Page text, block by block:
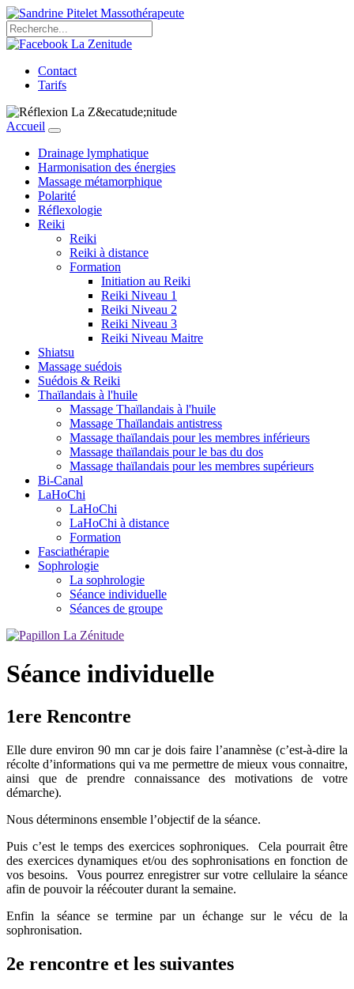
Contact
Tarifs
Accueil
Drainage lymphatique
Harmonisation des énergies
Massage métamorphique
Polarité
Réflexologie
Reiki
Reiki
Reiki à distance
Formation
Initiation au Reiki
Reiki Niveau 1
Reiki Niveau 2
Reiki Niveau 3
Reiki Niveau Maitre
Shiatsu
Massage suédois
Suédois & Reiki
Thaïlandais à l'huile
Massage Thaïlandais à l'huile
Massage Thaïlandais antistress
Massage thaïlandais pour les membres inférieurs
Massage thaïlandais pour le bas du dos
Massage thaïlandais pour les membres supérieurs
Bi-Canal
LaHoChi
LaHoChi
LaHoChi à distance
Formation
Fasciathérapie
Sophrologie
La sophrologie
Séance individuelle
Séances de groupe
Séance individuelle
1ere Rencontre
Elle dure environ 90 mn car je dois faire l’anamnèse (c’est-à-dire la
récolte d’informations qui va me permettre de mieux vous connaitre,
ainsi que de prendre connaissance des motivations de votre
démarche).
Nous déterminons ensemble l’objectif de la séance.
Puis c’est le temps des exercices sophroniques. Cela pourrait être
des exercices dynamiques et/ou des sophronisations en fonction de
vos besoins. Vous pourrez enregistrer sur votre cellulaire la séance
afin de pouvoir la réécouter durant la semaine.
Enfin la séance se termine par un échange sur le vécu de la
sophronisation.
2e rencontre et les suivantes